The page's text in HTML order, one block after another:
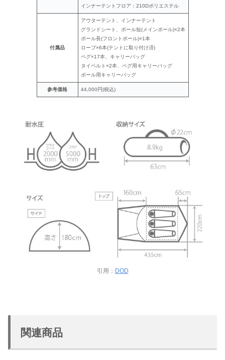
インナーテントフロア：210Dポリエステル
付属品
アウターテント、インナーテント
グランドシート、ポール短(メインポール)×2本
ポール長(フロントポール)×1本
ロープ×6本(テントに取り付け済)
ペグ×17本、キャリーバッグ
タイベルト×2本、ペグ用キャリーバッグ
ポール用キャリーバッグ
参考価格 44,000円(税込)
引用： DOD
関連商品